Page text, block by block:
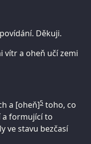
Děkuji.
vítr a oheň učí zemi
a [oheň]5 toho, co
a formující to
ve stavu bezčasí